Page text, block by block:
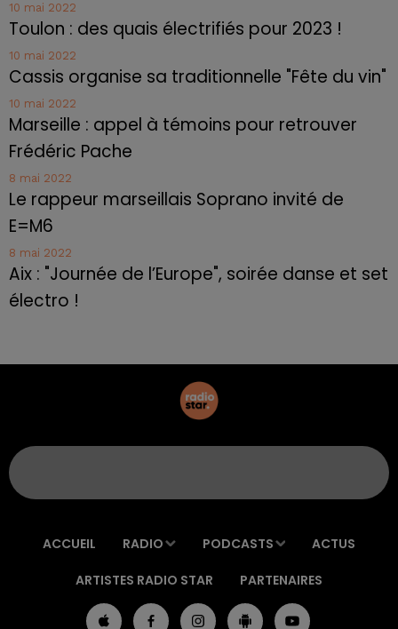
10 mai 2022
Toulon : des quais électrifiés pour 2023 !
10 mai 2022
Cassis organise sa traditionnelle "Fête du vin"
10 mai 2022
Marseille : appel à témoins pour retrouver
Frédéric Pache
8 mai 2022
Le rappeur marseillais Soprano invité de
E=M6
8 mai 2022
Aix : "Journée de l’Europe", soirée danse et set
électro !
ACCUEIL RADIO PODCASTS ACTUS
ARTISTES RADIO STAR PARTENAIRES